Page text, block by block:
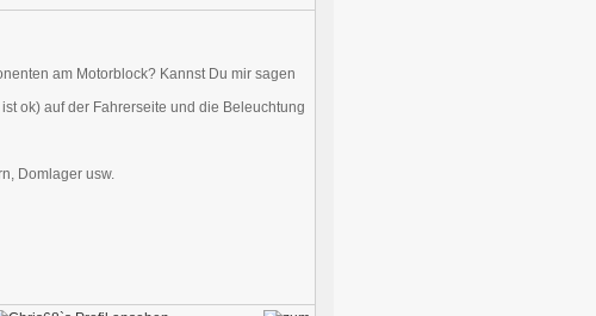
am Motorblock? Kannst Du mir sagen
ok) auf der Fahrerseite und die Beleuchtung
Domlager usw.